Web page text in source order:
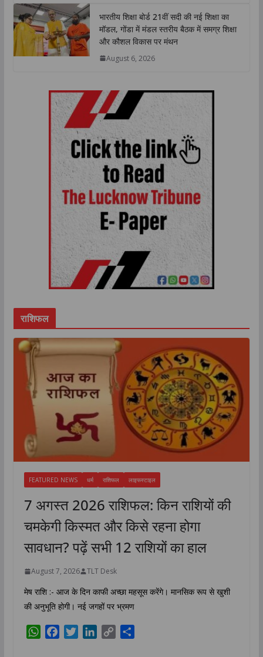
भारतीय शिक्षा बोर्ड 21वीं सदी की नई शिक्षा का
मॉडल, गोंडा में मंडल स्तरीय बैठक में समग्र शिक्षा
और कौशल विकास पर मंथन
August 6, 2026
राशिफल
FEATURED NEWS धर्म राशिफल लाइफस्टाइल
7 अगस्त 2026 राशिफल: किन राशियों की
चमकेगी किस्मत और किसे रहना होगा
सावधान? पढ़ें सभी 12 राशियों का हाल
August 7, 2026 TLT Desk
मेष राशि :- आज के दिन काफी अच्छा महसूस करेंगे। मानसिक रूप से खुशी
की अनुभूति होगी। नई जगहों पर भ्रमण
W